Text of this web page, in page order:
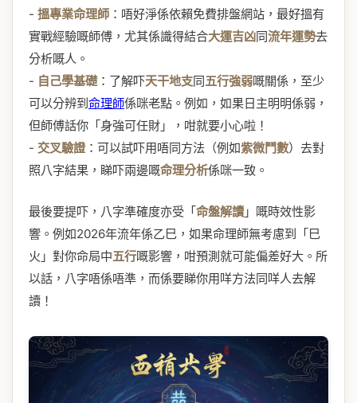
- 搵專業命理師 ：唔好淨係依賴免費排盤網站，最好搵有
實戰經驗嘅師傅，尤其係識得結合大運吉凶同流年運勢去
分析嘅人。
- 自己學基礎：了解吓天干地支同五行強弱嘅關係，至少
可以分辨到命理師係咪老點。例如，如果日主明明係弱，
但師傅話你「身強可任財」，咁就要小心啦！
- 交叉驗證：可以試吓用唔同方法（例如紫微鬥數）去對
照八字結果，睇吓兩邊嘅命理分析係咪一致。
最後要提吓，八字準確度亦受「命盤解讀 」嘅時效性影
響。例如2026年流年係乙巳，如果命理師無考慮到「巳
火」對你命局中五行嘅影響，咁預測就可能偏差好大。所
以話，八字唔係唔準，而係要睇你用咩方法同咩人去解
讀！